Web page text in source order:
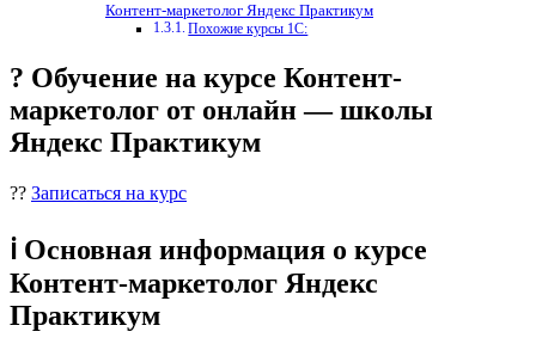
Контент-маркетолог Яндекс Практикум
Похожие курсы 1С:
? Обучение на курсе Контент-
маркетолог от онлайн — школы
Яндекс Практикум
?? Записаться на курс
ℹ️ Основная информация о курсе
Контент-маркетолог Яндекс
Практикум